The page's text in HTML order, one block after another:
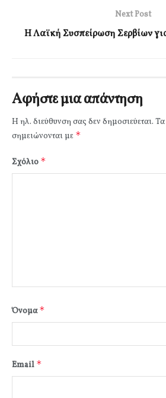
Next Post
Η Λαϊκή Συσπείρωση Σερβίων
Αφήστε μια απάντηση
Η ηλ. διεύθυνση σας δεν δημοσιεύεται. Τα
σημειώνονται με *
Σχόλιο *
Όνομα*
Email *